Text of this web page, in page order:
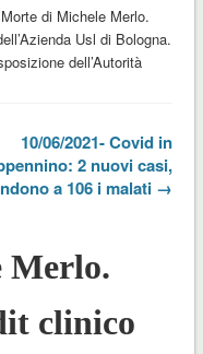
di Michele Merlo.
Usl di Bologna.
dell’Autorità
10/06/2021- Covid in
2 nuovi casi,
a 106 i malati →
Merlo.
clinico